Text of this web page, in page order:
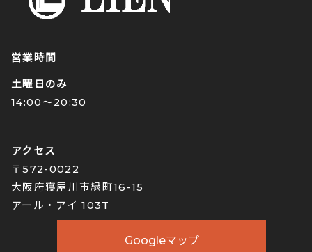
営業時間
土曜日のみ
14:00〜20:30
アクセス
〒572-0022
大阪府寝屋川市緑町16-15
アール・アイ 103T
Googleマップ